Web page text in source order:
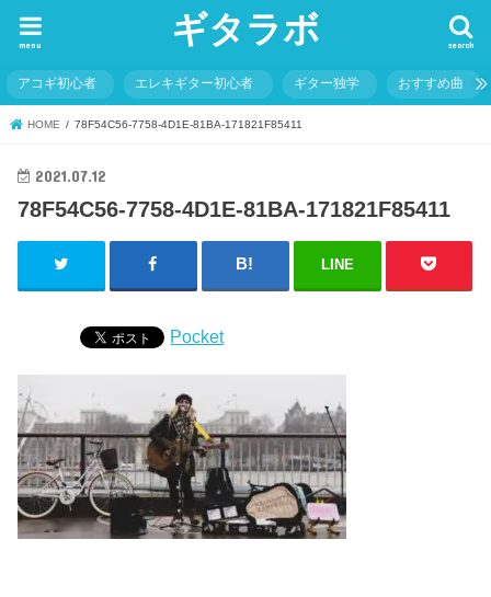
ギタラボ search
menu
アコギ初心者 エレキギター初心者 ギター独学 おすすめ曲
HOME 78F54C56-7758-4D1E-81BA-171821F85411
2021.07.12
78F54C56-7758-4D1E-81BA-171821F85411
LINE
Pocket